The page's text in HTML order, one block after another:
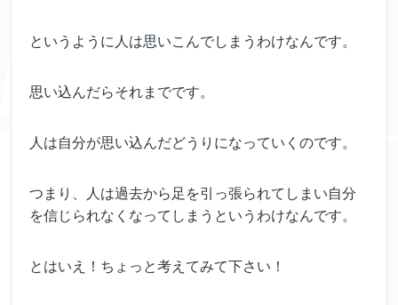
というように人は思いこんでしまうわけなんです。
思い込んだらそれまでです。
人は自分が思い込んだどうりになっていくのです。
つまり、人は過去から足を引っ張られてしまい自分
を信じられなくなってしまうというわけなんです。
とはいえ！ちょっと考えてみて下さい！